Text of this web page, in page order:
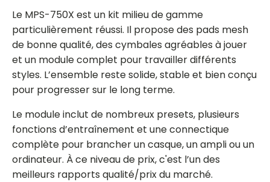
Le MPS-750X est un kit milieu de gamme
particulièrement réussi. Il propose des pads mesh
de bonne qualité, des cymbales agréables à jouer
et un module complet pour travailler différents
styles. L’ensemble reste solide, stable et bien conçu
pour progresser sur le long terme.
Le module inclut de nombreux presets, plusieurs
fonctions d’entraînement et une connectique
complète pour brancher un casque, un ampli ou un
ordinateur. À ce niveau de prix, c'est l’un des
meilleurs rapports qualité/prix du marché.